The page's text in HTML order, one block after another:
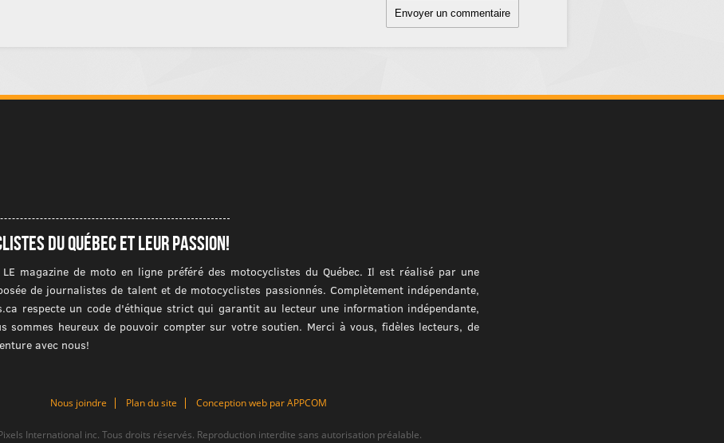
du québec et leur passion!
magazine de moto en ligne préféré des motocyclistes du Québec. Il est réalisé par une
de journalistes de talent et de motocyclistes passionnés. Complètement indépendante,
respecte un code d'éthique strict qui garantit au lecteur une information indépendante,
sommes heureux de pouvoir compter sur votre soutien. Merci à vous, fidèles lecteurs, de
avec nous!
Nous joindre Plan du site Conception web par APPCOM
International inc. Tous droits réservés. Reproduction interdite sans autorisation préalable.